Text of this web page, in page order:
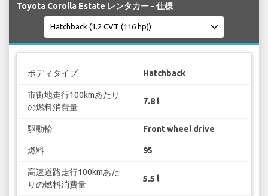
Toyota Corolla Estate レンタカー - 仕様
ボディタイプ Hatchback
市街地走行100kmあたり
の燃料消費量
7.8 l
駆動輪 Front wheel drive
燃料 95
高速道路走行100kmあた
りの燃料消費量
5.5 l